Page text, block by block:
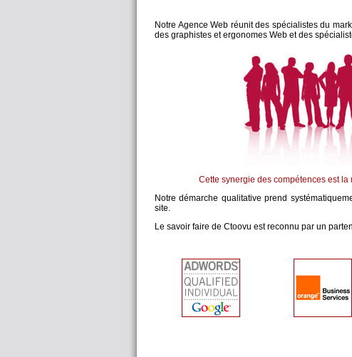
Notre Agence Web réunit des spécialistes du
des graphistes et ergonomes Web et des
Cette synergie des compétences est
Notre démarche qualitative prend
site.
Le savoir faire de Ctoovu est reconnu par un